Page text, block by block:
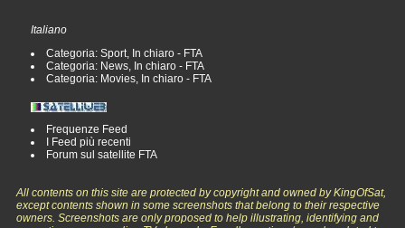
Italiano
Categoria: Sport, In chiaro - FTA
Categoria: News, In chiaro - FTA
Categoria: Movies, In chiaro - FTA
Frequenze Feed
I Feed più recenti
Forum sul satellite FTA
All contents on this site are protected by copyright and owned by KingOfSat,
except contents shown in some screenshots that belong to their respective
owners. Screenshots are only proposed to help illustrating, identifying and